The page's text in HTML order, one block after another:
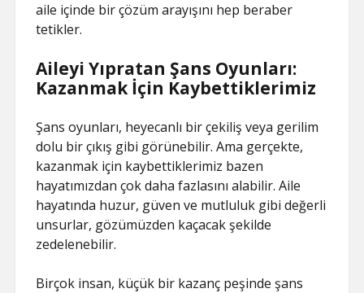
aile içinde bir çözüm arayışını hep beraber
tetikler.
Aileyi Yıpratan Şans Oyunları:
Kazanmak İçin Kaybettiklerimiz
Şans oyunları, heyecanlı bir çekiliş veya gerilim
dolu bir çıkış gibi görünebilir. Ama gerçekte,
kazanmak için kaybettiklerimiz bazen
hayatımızdan çok daha fazlasını alabilir. Aile
hayatında huzur, güven ve mutluluk gibi değerli
unsurlar, gözümüzden kaçacak şekilde
zedelenebilir.
Birçok insan, küçük bir kazanç peşinde şans